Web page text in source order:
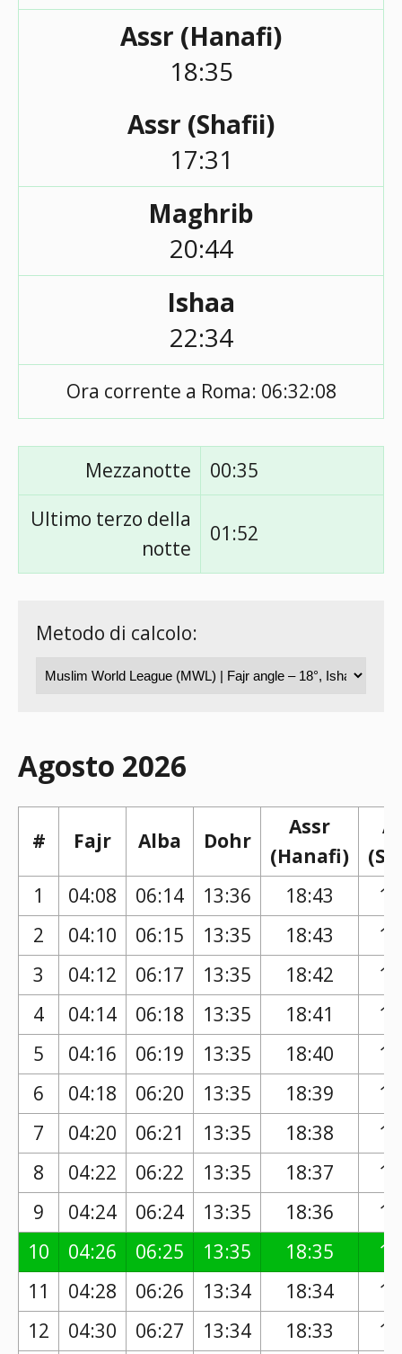
Assr (Hanafi)
18:35
Assr (Shafii)
17:31
Maghrib
20:44
Ishaa
22:34
Ora corrente a Roma: 06:32:08
Mezzanotte
00:35
Ultimo terzo della
notte
01:52
Metodo di calcolo:
Agosto 2026
# Fajr Alba Dohr
Assr
(Hanafi)
1
04:08 06:14 13:36 18:43
2
04:10 06:15 13:35 18:43
3
04:12 06:17 13:35 18:42
4
04:14 06:18 13:35 18:41
5
04:16 06:19 13:35 18:40
6
04:18 06:20 13:35 18:39
7
04:20 06:21 13:35 18:38
8
04:22 06:22 13:35 18:37
9
04:24 06:24 13:35 18:36
10
04:26 06:25 13:35 18:35
11
04:28 06:26 13:34 18:34
12
04:30 06:27 13:34 18:33